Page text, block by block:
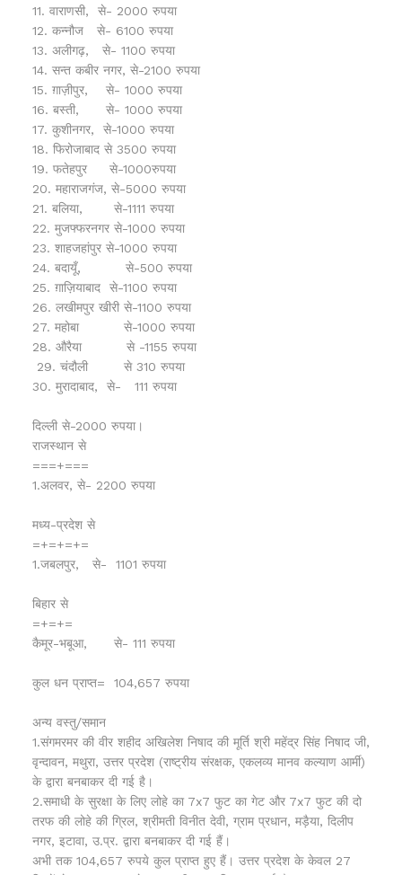
11. वाराणसी, से- 2000 रुपया
12. कन्नौज से- 6100 रुपया
13. अलीगढ़, से- 1100 रुपया
14. सन्त कबीर नगर, से-2100 रुपया
15. ग़ाज़ीपुर, से- 1000 रुपया
16. बस्ती, से- 1000 रुपया
17. कुशीनगर, से-1000 रुपया
18. फिरोजाबाद से 3500 रुपया
19. फतेहपुर से-1000रुपया
20. महाराजगंज, से-5000 रुपया
21. बलिया, से-1111 रुपया
22. मुजफ्फरनगर से-1000 रुपया
23. शाहजहांपुर से-1000 रुपया
24. बदायूँ, से-500 रुपया
25. ग़ाज़ियाबाद से-1100 रुपया
26. लखीमपुर खीरी से-1100 रुपया
27. महोबा से-1000 रुपया
28. औरैया से -1155 रुपया
29. चंदौली से 310 रुपया
30. मुरादाबाद, से- 111 रुपया
दिल्ली से-2000 रुपया।
राजस्थान से
===+===
1.अलवर, से- 2200 रुपया
मध्य-प्रदेश से
=+=+=+=
1.जबलपुर, से- 1101 रुपया
बिहार से
=+=+=
कैमूर-भबूआ, से- 111 रुपया
कुल धन प्राप्त= 104,657 रुपया
अन्य वस्तु/समान
1.संगमरमर की वीर शहीद अखिलेश निषाद की मूर्ति श्री महेंद्र सिंह निषाद जी,
वृन्दावन, मथुरा, उत्तर प्रदेश (राष्ट्रीय संरक्षक, एकलव्य मानव कल्याण आर्मी)
के द्वारा बनबाकर दी गई है।
2.समाधी के सुरक्षा के लिए लोहे का 7x7 फुट का गेट और 7x7 फुट की दो
तरफ की लोहे की ग्रिल, श्रीमती विनीत देवी, ग्राम प्रधान, मड़ैया, दिलीप
नगर, इटावा, उ.प्र. द्वारा बनबाकर दी गई हैं।
अभी तक 104,657 रुपये कुल प्राप्त हुए हैं। उत्तर प्रदेश के केवल 27